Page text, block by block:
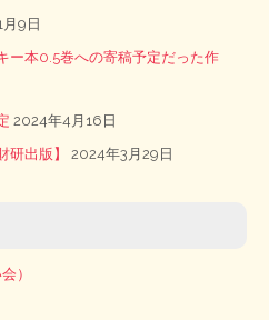
9日
ー本0.5巻への寄稿予定だった作
2024年4月16日
研出版】 2024年3月29日
）